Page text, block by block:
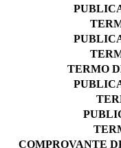
TERMO
COMPROVANTE